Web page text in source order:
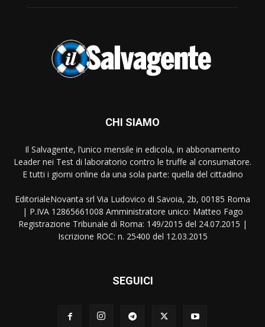
CHI SIAMO
Il Salvagente, l’unico mensile in edicola, in abbonamento
Leader nei Test di laboratorio contro le truffe al consumatore.
E tutti i giorni online da una sola parte: quella del cittadino
EditorialeNovanta srl Via Ludovico di Savoia, 2b, 00185 Roma
| P.IVA 12865661008 Amministratore unico: Matteo Fago
Registrazione Tribunale di Roma: 149/2015 del 24.07.2015 |
Iscrizione ROC: n. 25400 del 12.03.2015
SEGUICI